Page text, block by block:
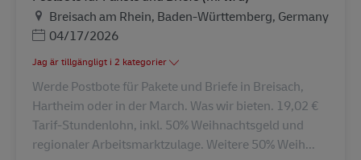
PlatsBreisach am Rhein, Baden-Württemberg, Germany
Posted Date
04/17/2026
Jag är tillgängligt i 2 kategorier
Werde Postbote für Pakete und Briefe in Breisach,
Hartheim oder in der March. Was wir bieten. 19,02 €
Tarif-Stundenlohn, inkl. 50% Weihnachtsgeld und
regionaler Arbeitsmarktzulage. Weitere 50% Weih...